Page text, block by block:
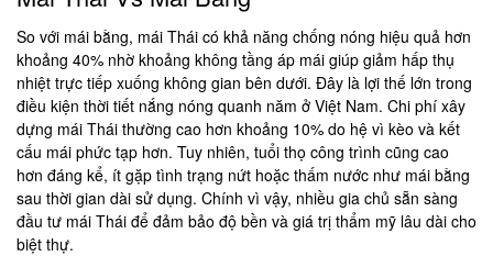
So với mái bằng, mái Thái có khả năng chống nóng hiệu quả hơn
khoảng 40% nhờ khoảng không tầng áp mái giúp giảm hấp thụ
nhiệt trực tiếp xuống không gian bên dưới. Đây là lợi thế lớn trong
điều kiện thời tiết nắng nóng quanh năm ở Việt Nam. Chi phí xây
dựng mái Thái thường cao hơn khoảng 10% do hệ vì kèo và kết
cấu mái phức tạp hơn. Tuy nhiên, tuổi thọ công trình cũng cao
hơn đáng kể, ít gặp tình trạng nứt hoặc thấm nước như mái bằng
sau thời gian dài sử dụng. Chính vì vậy, nhiều gia chủ sẵn sàng
đầu tư mái Thái để đảm bảo độ bền và giá trị thẩm mỹ lâu dài cho
biệt thự.